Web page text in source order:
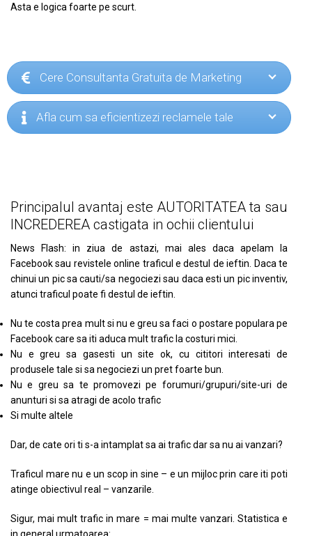
Asta e logica foarte pe scurt.
Cere Consultanta Gratuita de Marketing
Afla cum sa eficientizezi reclamele tale
Principalul avantaj este AUTORITATEA ta sau
INCREDEREA castigata in ochii clientului
News Flash: in ziua de astazi, mai ales daca apelam la
Facebook sau revistele online traficul e destul de ieftin. Daca te
chinui un pic sa cauti/sa negociezi sau daca esti un pic inventiv,
atunci traficul poate fi destul de ieftin.
Nu te costa prea mult si nu e greu sa faci o postare populara pe
Facebook care sa iti aduca mult trafic la costuri mici.
Nu e greu sa gasesti un site ok, cu cititori interesati de
produsele tale si sa negociezi un pret foarte bun.
Nu e greu sa te promovezi pe forumuri/grupuri/site-uri de
anunturi si sa atragi de acolo trafic
Si multe altele
Dar, de cate ori ti s-a intamplat sa ai trafic dar sa nu ai vanzari?
Traficul mare nu e un scop in sine – e un mijloc prin care iti poti
atinge obiectivul real – vanzarile.
Sigur, mai mult trafic in mare = mai multe vanzari. Statistica e